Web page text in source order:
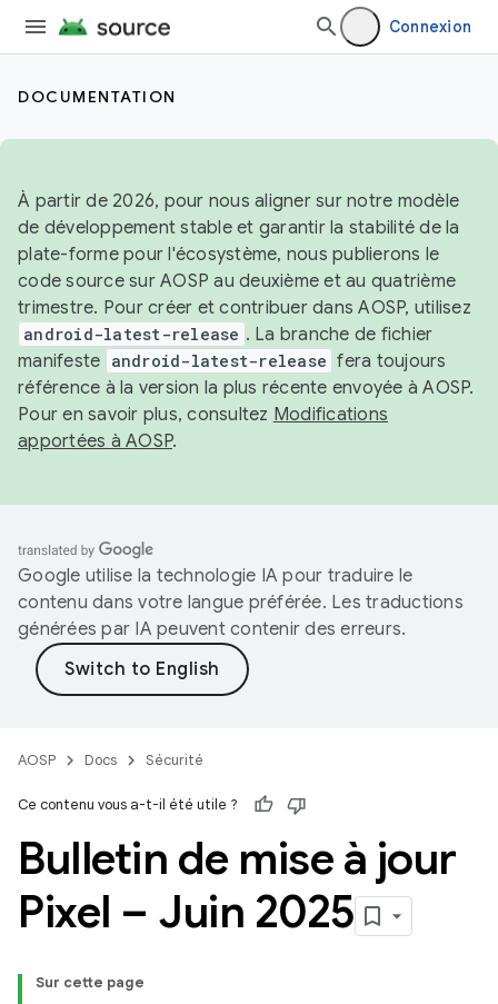
Connexion
DOCUMENTATION
À partir de 2026, pour nous aligner sur notre modèle
de développement stable et garantir la stabilité de la
plate-forme pour l'écosystème, nous publierons le
code source sur AOSP au deuxième et au quatrième
trimestre. Pour créer et contribuer dans AOSP, utilisez
android-latest-release . La branche de fichier
manifeste android-latest-release fera toujours
référence à la version la plus récente envoyée à AOSP.
Pour en savoir plus, consultez Modifications
apportées à AOSP.
Google utilise la technologie IA pour traduire le
contenu dans votre langue préférée. Les traductions
générées par IA peuvent contenir des erreurs.
AOSP Docs Sécurité
Ce contenu vous a-t-il été utile ?
Bulletin de mise à jour
Pixel – Juin 2025
Sur cette page